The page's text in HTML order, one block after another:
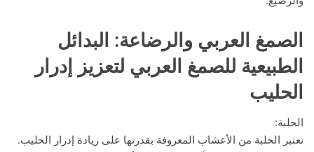
الصمغ العربي والرضاعة: البدائل
الطبيعية للصمغ العربي لتعزيز إدرار
الحليب
الحلبة:
تعتبر الحلبة من الأعشاب المعروفة بقدرتها على زيادة إدرار الحليب.